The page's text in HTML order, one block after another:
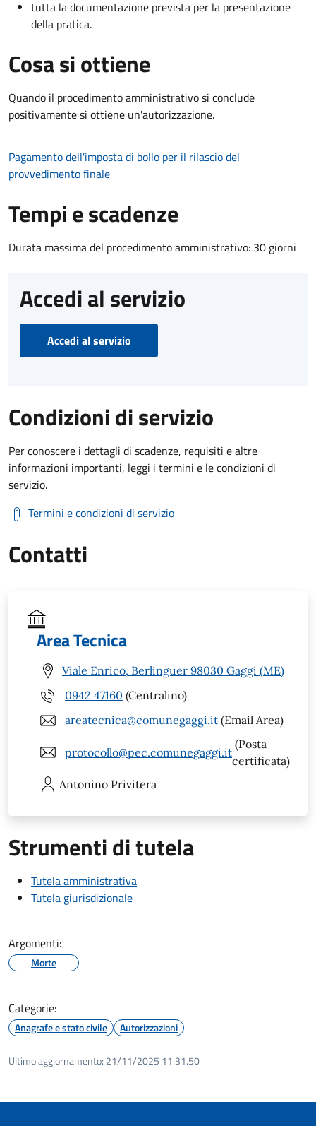
tutta la documentazione prevista per la presentazione
della pratica.
Cosa si ottiene
Quando il procedimento amministrativo si conclude
positivamente si ottiene un'autorizzazione.
Pagamento dell'imposta di bollo per il rilascio del
provvedimento finale
Tempi e scadenze
Durata massima del procedimento amministrativo: 30 giorni
Accedi al servizio
Accedi al servizio
Condizioni di servizio
Per conoscere i dettagli di scadenze, requisiti e altre
informazioni importanti, leggi i termini e le condizioni di
servizio.
Termini e condizioni di servizio
Contatti
Area Tecnica
Viale Enrico, Berlinguer 98030 Gaggi (ME)
0942 47160 (Centralino)
areatecnica@comunegaggi.it (Email Area)
protocollo@pec.comunegaggi.it
(Posta
certificata)
Antonino Privitera
Strumenti di tutela
Tutela amministrativa
Tutela giurisdizionale
Argomenti:
Morte
Categorie:
Anagrafe e stato civile Autorizzazioni
Ultimo aggiornamento: 21/11/2025 11:31.50